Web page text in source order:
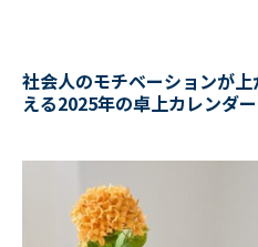
社会人のモチベーションが
える2025年の卓上カレンダー